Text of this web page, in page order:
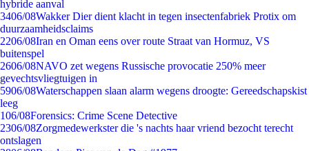
hybride aanval
3406/08Wakker Dier dient klacht in tegen insectenfabriek Protix om
duurzaamheidsclaims
2206/08Iran en Oman eens over route Straat van Hormuz, VS
buitenspel
2606/08NAVO zet wegens Russische provocatie 250% meer
gevechtsvliegtuigen in
5906/08Waterschappen slaan alarm wegens droogte: Gereedschapskist
leeg
106/08Forensics: Crime Scene Detective
2306/08Zorgmedewerkster die 's nachts haar vriend bezocht terecht
ontslagen